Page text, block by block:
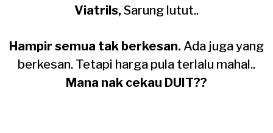
Viatrils,Sarung lutut..
Hampir semua tak berkesan. Ada juga yang
berkesan. Tetapi harga pula terlalu mahal..
Mana nak cekau DUIT??